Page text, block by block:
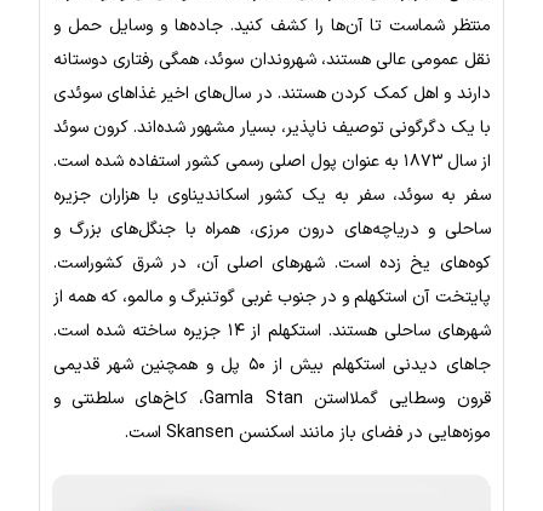
منتظر شماست تا آن‌ها را کشف کنید. جاده‌ها و وسایل حمل و
نقل عمومی عالی هستند، شهروندان سوئد، همگی رفتاری دوستانه
دارند و اهل کمک کردن هستند. در سال‌های اخیر غذاهای سوئدی
با یک دگرگونی توصیف ناپذیر، بسیار مشهور شده‌اند. کرون سوئد
از سال ۱۸۷۳ به عنوان پول اصلی رسمی کشور استفاده شده است.
سفر به سوئد، سفر به یک کشور اسکاندیناوی با هزاران جزیره
ساحلی و دریاچه‌های درون مرزی، همراه با جنگل‌های بزرگ و
کوه‌های یخ زده است. شهرهای اصلی آن، در شرق کشوراست.
پایتخت آن استکهلم و در جنوب غربی گوتنبرگ و مالمو، که همه از
شهرهای ساحلی هستند. استکهلم از ۱۴ جزیره ساخته شده است.
جاهای دیدنی استکهلم بیش از ۵۰ پل و همچنین شهر قدیمی
قرون وسطایی گملااستن Gamla Stan، کاخ‌های سلطنتی و
موزه‌هایی در فضای باز مانند اسکنسن Skansen است.